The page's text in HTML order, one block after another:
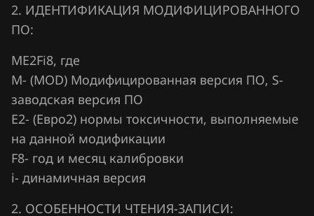
Genesis
GMC
Great Wall
Haima
Haval
Hawtai
Honda
2. ИДЕНТИФИКАЦИЯ МОДИФИЦИРОВАННОГО
ПО:
ME2Fi8, где
М- (MOD) Модифицированная версия ПО, S-
заводская версия ПО
Е2- (Евро2) нормы токсичности, выполняемые
на данной модификации
F8- год и месяц калибровки
i- динамичная версия
2. ОСОБЕННОСТИ ЧТЕНИЯ-ЗАПИСИ: